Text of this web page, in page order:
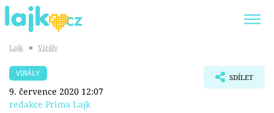
SHOPAHOLICADEL
Lajk ■ Virály
VIRÁLY
9. července 2020 12:07
redakce Prima Lajk
SDÍLET